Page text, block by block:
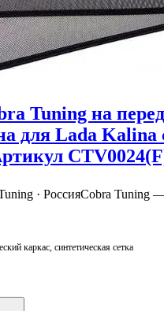
Tuning на
для Lada Kalina
· РоссияCobra Tuning
каркас, синтетическая сетка